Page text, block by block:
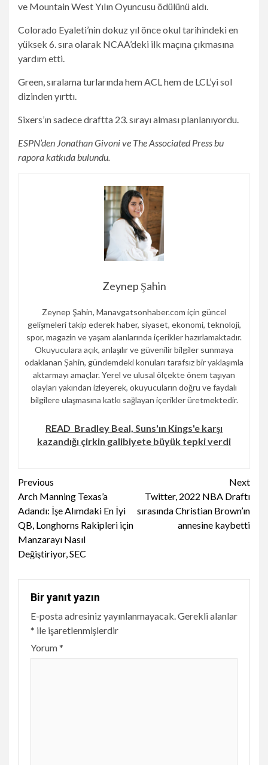
ve Mountain West Yılın Oyuncusu ödülünü aldı.
Colorado Eyaleti’nin dokuz yıl önce okul tarihindeki en
yüksek 6. sıra olarak NCAA’deki ilk maçına çıkmasına
yardım etti.
Green, sıralama turlarında hem ACL hem de LCL’yi sol
dizinden yırttı.
Sixers’ın sadece draftta 23. sırayı alması planlanıyordu.
ESPN’den Jonathan Givoni ve The Associated Press bu
rapora katkıda bulundu.
Zeynep Şahin
Zeynep Şahin, Manavgatsonhaber.com için güncel
gelişmeleri takip ederek haber, siyaset, ekonomi, teknoloji,
spor, magazin ve yaşam alanlarında içerikler hazırlamaktadır.
Okuyuculara açık, anlaşılır ve güvenilir bilgiler sunmaya
odaklanan Şahin, gündemdeki konuları tarafsız bir yaklaşımla
aktarmayı amaçlar. Yerel ve ulusal ölçekte önem taşıyan
olayları yakından izleyerek, okuyucuların doğru ve faydalı
bilgilere ulaşmasına katkı sağlayan içerikler üretmektedir.
READ Bradley Beal, Suns'ın Kings'e karşı
kazandığı çirkin galibiyete büyük tepki verdi
Continue
Reading
Previous
Arch Manning Texas’a
Adandı: İşe Alımdaki En İyi
QB, Longhorns Rakipleri için
Manzarayı Nasıl
Değiştiriyor, SEC
Next
Twitter, 2022 NBA Draftı
sırasında Christian Brown’ın
annesine kaybetti
Bir yanıt yazın
E-posta adresiniz yayınlanmayacak. Gerekli alanlar
* ile işaretlenmişlerdir
Yorum*